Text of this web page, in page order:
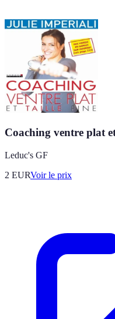
Coaching ventre plat
Leduc's GF
2 EURVoir le prix